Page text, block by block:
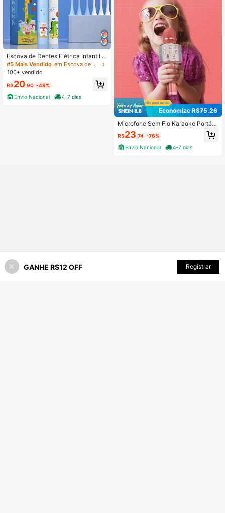
Escova de Dentes Elétrica Infantil R
ecarregável Bivolt USB + 4 Refis 5
00mAh 22cm Ultra Macia - D.K.L
#5 Mais Vendido
em Escova de dentes elétrica
100+ vendido
R$20 ,90 -48%
Envio Nacional
4-7 dias
Economize R$75,26
Microfone Sem Fio Karaoke Portátil
USB KTV Player Gravação De Músi
ca Mikrofon
R$23 ,74 -76%
Envio Nacional
4-7 dias
63% OFF! ADICIONAR AO CARRINHO
GANHE R$12 OFF Registrar